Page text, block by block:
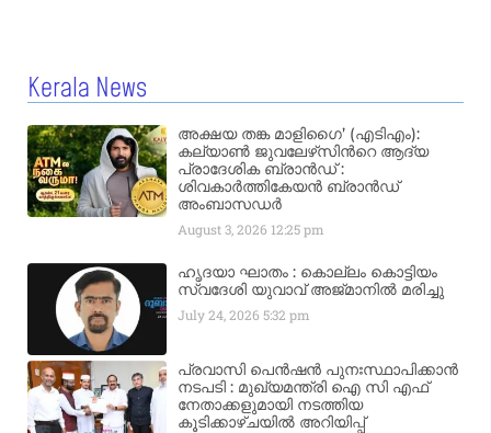
Kerala News
അക്ഷയ തങ്ക മാളിഗൈ’ (എടിഎം):
കല്യാണ്‍ ജുവലേഴ്‌സിന്‍റെ ആദ്യ
പ്രാദേശിക ബ്രാന്‍ഡ് :
ശിവകാര്‍ത്തികേയന്‍ ബ്രാന്‍ഡ്
അംബാസഡര്‍
August 3, 2026 12:25 pm
ഹൃദയാ ഘാതം : കൊല്ലം കൊട്ടിയം
സ്വദേശി യുവാവ് അജ്മാനിൽ മരിച്ചു
July 24, 20265:32 pm
പ്രവാസി പെൻഷൻ പുനഃസ്ഥാപിക്കാൻ
നടപടി : മുഖ്യമന്ത്രി ഐ സി എഫ്
നേതാക്കളുമായി നടത്തിയ
കൂടിക്കാഴ്ചയിൽ അറിയിപ്പ്